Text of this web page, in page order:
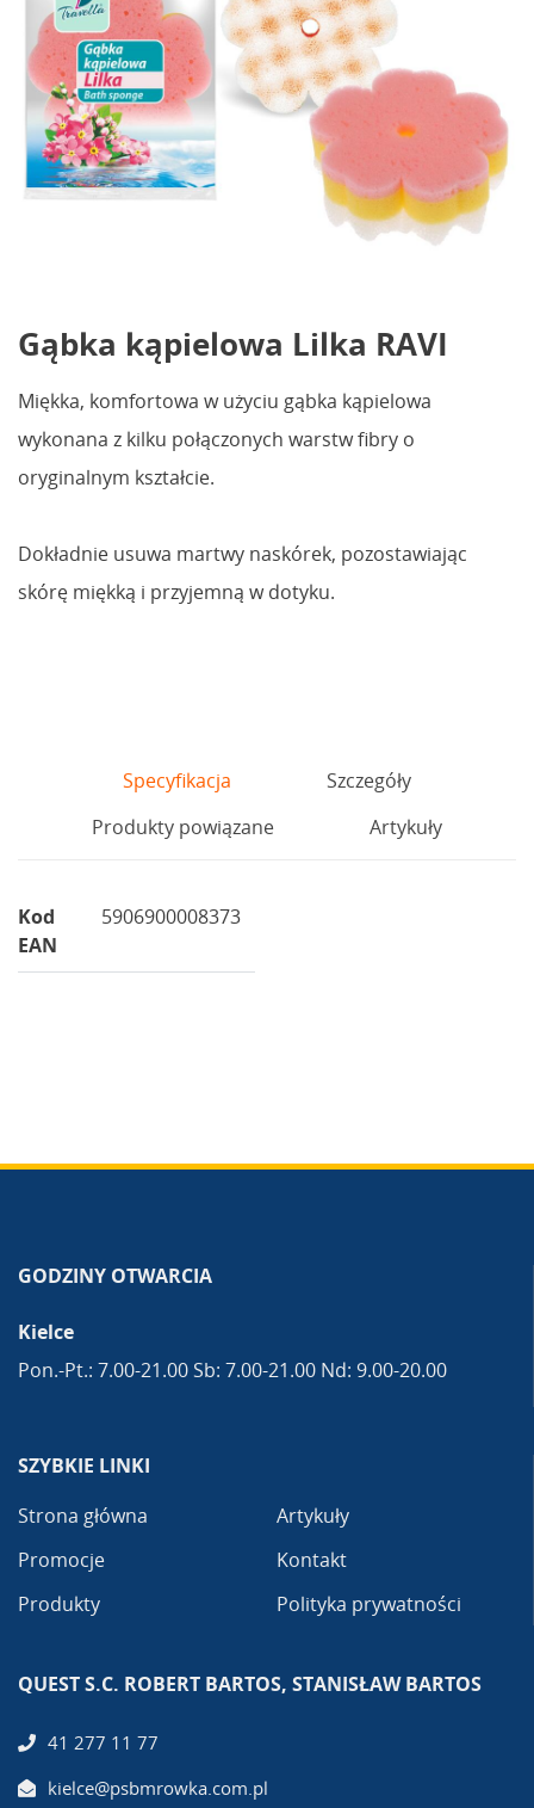
Gąbka kąpielowa Lilka RAVI
Miękka, komfortowa w użyciu gąbka kąpielowa
wykonana z kilku połączonych warstw fibry o
oryginalnym kształcie.
Dokładnie usuwa martwy naskórek, pozostawiając
skórę miękką i przyjemną w dotyku.
Specyfikacja
Szczegóły
Produkty powiązane
Artykuły
Kod
EAN
5906900008373
GODZINY OTWARCIA
Kielce
Pon.-Pt.: 7.00-21.00 Sb: 7.00-21.00 Nd: 9.00-20.00
SZYBKIE LINKI
Strona główna
Promocje
Produkty
Artykuły
Kontakt
Polityka prywatności
QUEST S.C. ROBERT BARTOS, STANISŁAW BARTOS
41 277 11 77
kielce@psbmrowka.com.pl